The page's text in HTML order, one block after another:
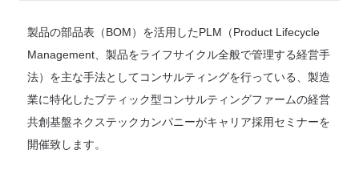
製品の部品表（BOM）を活用したPLM（Product Lifecycle
Management、製品をライフサイクル全般で管理する経営手
法）を主な手法としてコンサルティングを行っている、製造
業に特化したブティック型コンサルティングファームの経営
共創基盤ネクステックカンパニーがキャリア採用セミナーを
開催致します。